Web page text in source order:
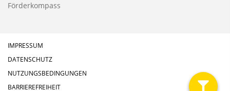
Förderkompass
IMPRESSUM
DATENSCHUTZ
NUTZUNGSBEDINGUNGEN
BARRIEREFREIHEIT